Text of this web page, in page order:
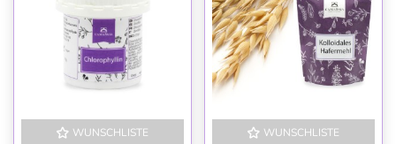
WUNSCHLISTE WUNSCHLISTE